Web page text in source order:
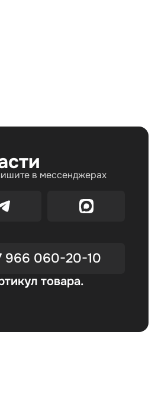
в мессенджерах
966 060-20-10
товара.